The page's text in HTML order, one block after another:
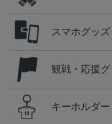
スマホグッズ
観戦・応援
キーホルダ